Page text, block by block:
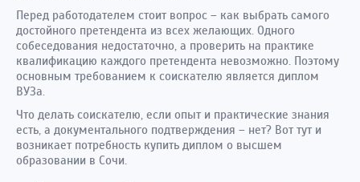
Перед работодателем стоит вопрос – как выбрать самого
достойного претендента из всех желающих. Одного
собеседования недостаточно, а проверить на практике
квалификацию каждого претендента невозможно. Поэтому
основным требованием к соискателю является диплом
ВУЗа.
Что делать соискателю, если опыт и практические знания
есть, а документального подтверждения – нет? Вот тут и
возникает потребность купить диплом о высшем
образовании в Сочи.